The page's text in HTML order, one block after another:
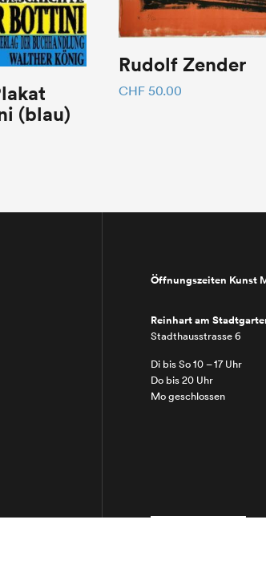
(blau)
Rudolf Zender
CHF 50.00
Öffnungszeiten Kunst
Reinhart am
Stadthausstrasse 6
Di bis So 10 – 17 Uhr
Do bis 20 Uhr
Mo geschlossen